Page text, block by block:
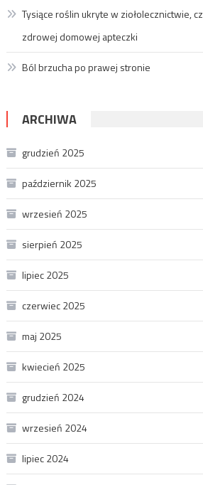
Tysiące roślin ukryte w ziołolecznictwie,
zdrowej domowej apteczki
Ból brzucha po prawej stronie
ARCHIWA
grudzień 2025
październik 2025
wrzesień 2025
sierpień 2025
lipiec 2025
czerwiec 2025
maj 2025
kwiecień 2025
grudzień 2024
wrzesień 2024
lipiec 2024